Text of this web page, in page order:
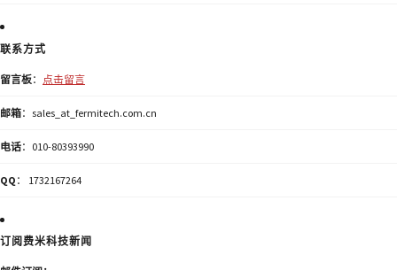
联系方式
留言板： 点击留言
邮箱：sales_at_fermitech.com.cn
电话：010-80393990
QQ ： 1732167264
订阅费米科技新闻